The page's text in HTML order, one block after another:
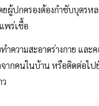
ผู้ปกครองต้องกำชับบุตรห
พร่เชื้อ
ำความสะอาดร่างกาย แล
ากคนในบ้าน หรือติดต่อไ